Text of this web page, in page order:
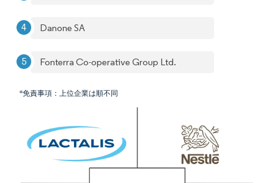
Danone SA
Fonterra Co-operative Group Ltd.
*免責事項：上位企業は順不同